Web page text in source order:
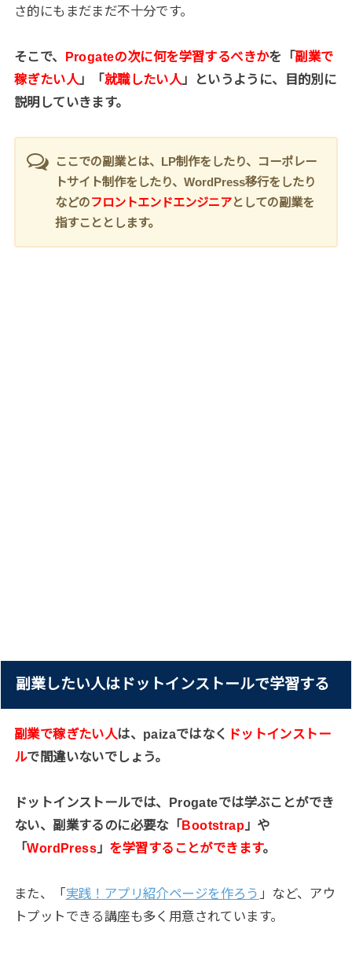
さ的にもまだまだ不十分です。
そこで、 Progateの次に何を学習するべきかを「副業で
稼ぎたい人」「就職したい人 」というように、目的別に
説明していきます。
ここでの副業とは、LP制作をしたり、コーポレー
トサイト制作をしたり、WordPress移行をしたり
などのフロントエンドエンジニアとしての副業を
指すこととします。
副業したい人はドットインストールで学習する
副業で稼ぎたい人は、paizaではなく ドットインストー
ルで間違いないでしょう。
ドットインストールでは、Progateでは学ぶことができ
ない、副業するのに必要な「Bootstrap」や
「WordPress 」 を学習することができます。
また、「実践！アプリ紹介ページを作ろう 」など、アウ
トプットできる講座も多く用意されています。